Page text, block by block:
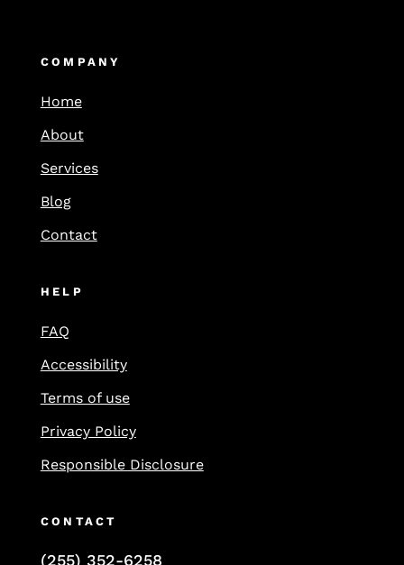
COMPANY
Home
About
Services
Blog
Contact
HELP
FAQ
Accessibility
Terms of use
Privacy Policy
Responsible Disclosure
CONTACT
(255) 352-6258